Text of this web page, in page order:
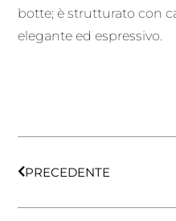
botte; è strutturato con
elegante ed espressivo.
PRECEDENTE